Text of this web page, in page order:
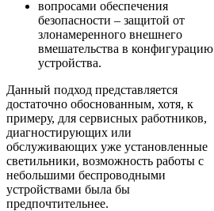
вопросами обеспечения
безопасности – защитой от
злонамеренного внешнего
вмешательства в конфигурацию
устройства.
Данный подход представляется
достаточно обоснованным, хотя, к
примеру, для сервисных работников,
диагностирующих или
обслуживающих уже установленные
светильники, возможность работы с
небольшими беспроводными
устройствами была бы
предпочтительнее.